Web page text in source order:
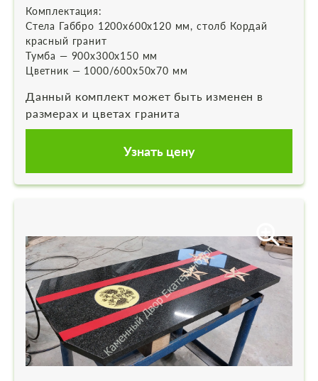
Комплектация:
Стела Габбро 1200х600х120 мм, столб Кордай
красный гранит
Тумба — 900х300х150 мм
Цветник — 1000/600х50х70 мм
Данный комплект может быть изменен в
размерах и цветах гранита
Узнать цену